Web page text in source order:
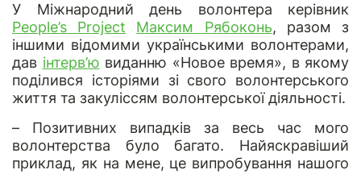
У Міжнародний день волонтера керівник
People’s Project
Максим Рябоконь, разом з
іншими відомими українськими волонтерами,
дав інтерв’ю виданню «Новое время», в якому
поділився історіями зі свого волонтерського
життя та закуліссям волонтерської діяльності.
– Позитивних випадків за весь час мого
волонтерства було багато. Найяскравіший
приклад, як на мене, це випробування нашого